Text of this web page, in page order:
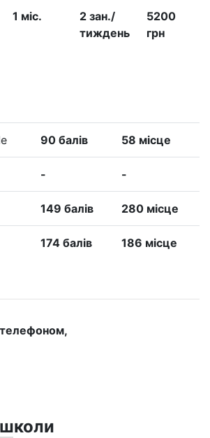
1 міс.
2 зан./
тиждень
5200
грн
90 балів 58 місце
- -
149 балів 280 місце
174 балів 186 місце
телефоном,